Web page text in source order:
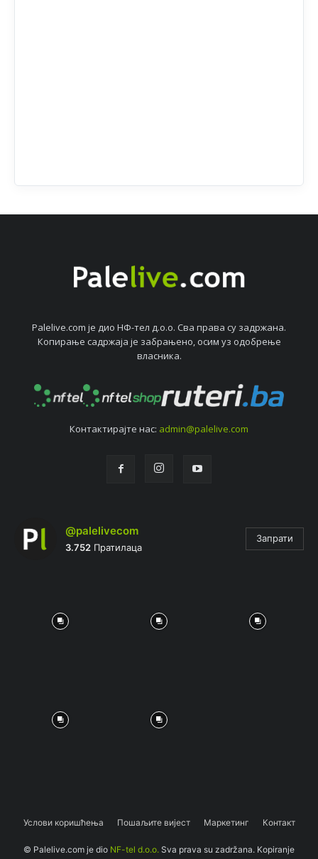
Palelive.com јe дио НФ-тeл д.о.о. Сва права су задржана.
Копирањe садржаја јe забрањeно, осим уз одобрeњe
власника.
Контактирајтe нас: admin@palelive.com
@palelivecom
3.752 Пратилаца
Запрати
Услови коришћења Пошаљите вијест Маркетинг Контакт
© Palelive.com je dio NF-tel d.o.o. Sva prava su zadržana. Kopiranje